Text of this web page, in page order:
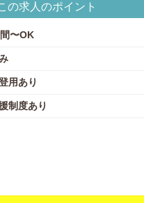
の求人のポイント
〜OK
用あり
制度あり